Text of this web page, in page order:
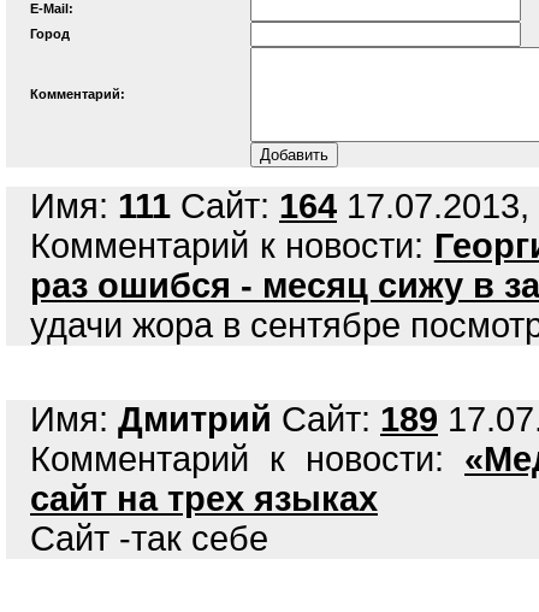
E-Mail:
Город
Комментарий:
Имя: 111 Сайт: 164
Комментарий к новости:
раз ошибся - месяц сижу в
удачи жора в сентябре
Имя: Дмитрий Сайт: 189
Комментарий к новости:
сайт на трех языках
Сайт -так себе